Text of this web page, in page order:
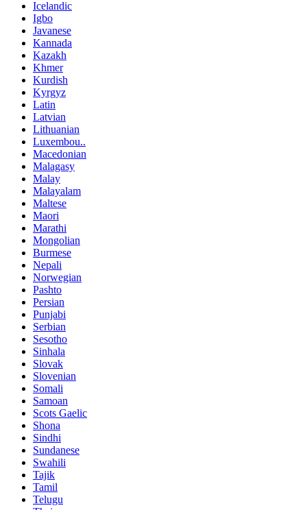
Icelandic
Igbo
Javanese
Kannada
Kazakh
Khmer
Kurdish
Kyrgyz
Latin
Latvian
Lithuanian
Luxembou..
Macedonian
Malagasy
Malay
Malayalam
Maltese
Maori
Marathi
Mongolian
Burmese
Nepali
Norwegian
Pashto
Persian
Punjabi
Serbian
Sesotho
Sinhala
Slovak
Slovenian
Somali
Samoan
Scots Gaelic
Shona
Sindhi
Sundanese
Swahili
Tajik
Tamil
Telugu